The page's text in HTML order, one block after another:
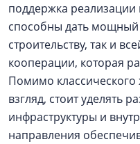
поддержка реализации
способны дать
строительству, так и
кооперации, которая
Помимо
взгляд, стоит уделять
инфраструктуры и
направления